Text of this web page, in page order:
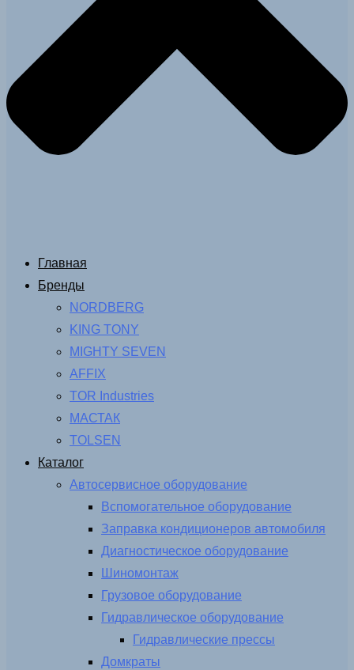
Главная
Бренды
NORDBERG
KING TONY
MIGHTY SEVEN
AFFIX
TOR Industries
МАСТАК
TOLSEN
Каталог
Автосервисное оборудование
Вспомогательное оборудование
Заправка кондиционеров автомобиля
Диагностическое оборудование
Шиномонтаж
Грузовое оборудование
Гидравлическое оборудование
Гидравлические прессы
Домкраты